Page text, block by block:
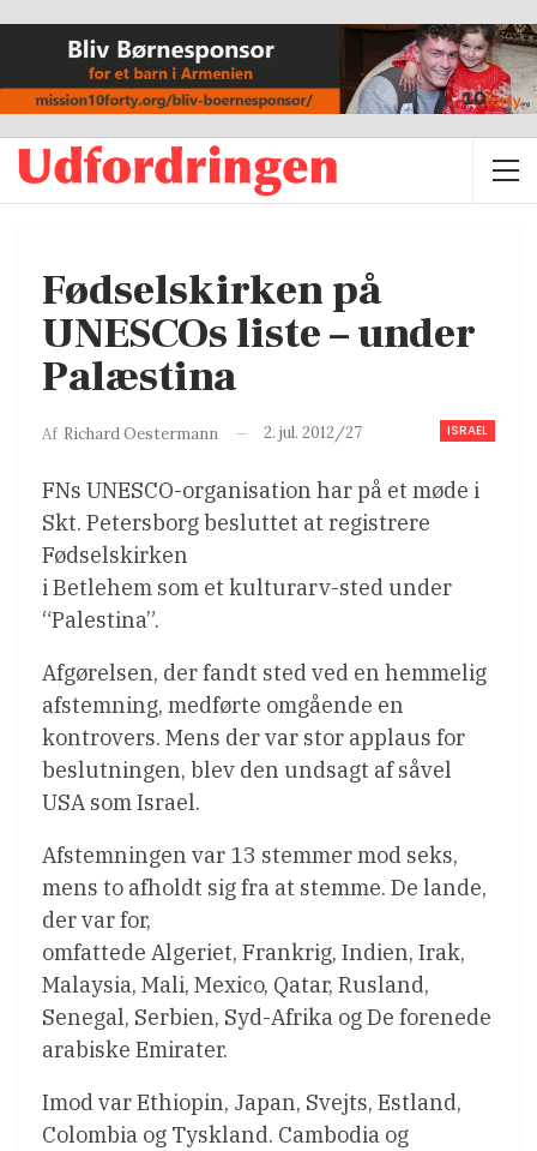
Fødselskirken på
UNESCOs liste – under
Palæstina
ISRAEL
Af Richard Oestermann 2. jul. 2012/27
FNs UNESCO-organisation har på et møde i
Skt. Petersborg besluttet at registrere
Fødselskirken
i Betlehem som et kulturarv-sted under
“Palestina”.
Afgørelsen, der fandt sted ved en hemmelig
afstemning, medførte omgående en
kontrovers. Mens der var stor applaus for
beslutningen, blev den undsagt af såvel
USA som Israel.
Afstemningen var 13 stemmer mod seks,
mens to afholdt sig fra at stemme. De lande,
der var for,
omfattede Algeriet, Frankrig, Indien, Irak,
Malaysia, Mali, Mexico, Qatar, Rusland,
Senegal, Serbien, Syd-Afrika og De forenede
arabiske Emirater.
Imod var Ethiopin, Japan, Svejts, Estland,
Colombia og Tyskland. Cambodia og